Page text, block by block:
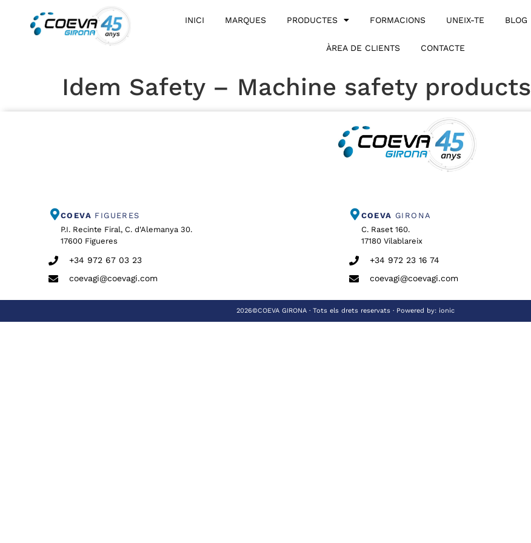
INICI MARQUES PRODUCTES FORMACIONS UNEIX-TE BLOG
ÀREA DE CLIENTS CONTACTE
Idem Safety – Machine safety products
COEVA FIGUERES
P.I. Recinte Firal, C. d'Alemanya 30.
17600 Figueres
+34 972 67 03 23
coevagi@coevagi.com
COEVA GIRONA
C. Raset 160.
17180 Vilablareix
+34 972 23 16 74
coevagi@coevagi.com
2026©COEVA GIRONA · Tots els drets reservats · Powered by: ionic